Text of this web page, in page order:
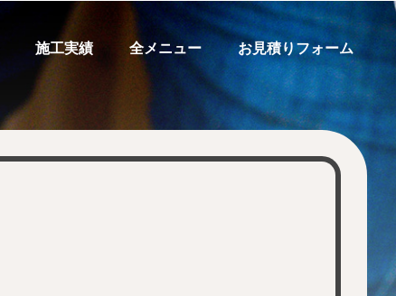
施工実績 全メニュー お見積りフォーム